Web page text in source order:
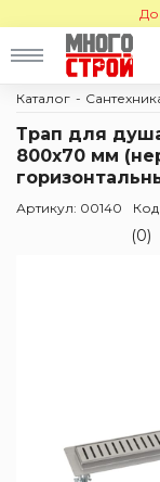
Каталог
Трап для
800х70 мм
Артикул: 00140
(0)